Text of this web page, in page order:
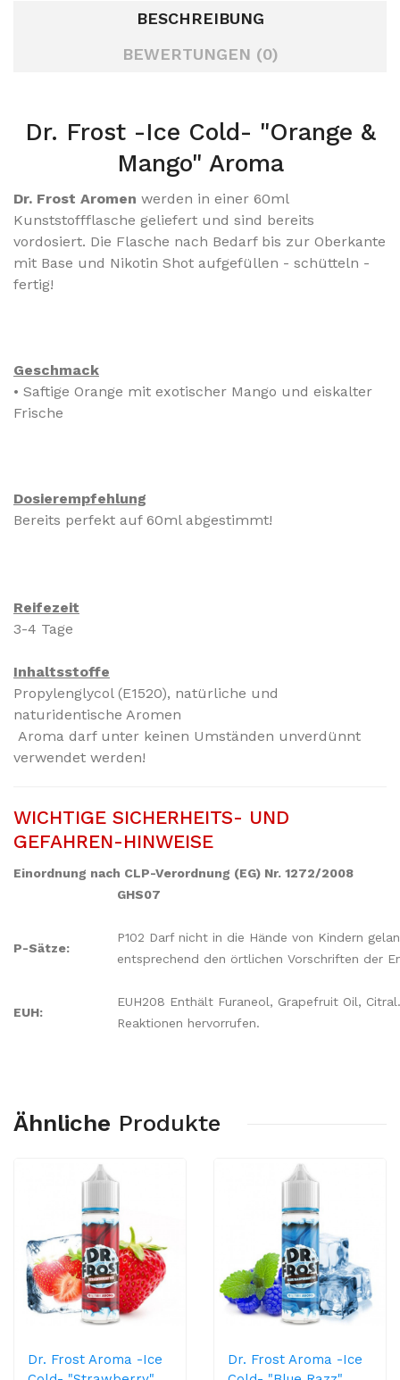
BESCHREIBUNG
BEWERTUNGEN (0)
Dr. Frost -Ice Cold- "Orange &
Mango" Aroma
Dr. Frost Aromen werden in einer 60ml
Kunststoffflasche geliefert und sind bereits
vordosiert. Die Flasche nach Bedarf bis zur Oberkante
mit Base und Nikotin Shot aufgefüllen - schütteln -
fertig!
Geschmack
• Saftige Orange mit exotischer Mango und eiskalter
Frische
Dosierempfehlung
Bereits perfekt auf 60ml abgestimmt!
Reifezeit
3-4 Tage
Inhaltsstoffe
Propylenglycol (E1520), natürliche und
naturidentische Aromen
Aroma darf unter keinen Umständen unverdünnt
verwendet werden!
WICHTIGE SICHERHEITS- UND
GEFAHREN-HINWEISE
Einordnung nach CLP-Verordnung (EG) Nr. 1272/2008
GHS07
P-Sätze:
P102 Darf nicht in die Hände von Kindern
entsprechend den örtlichen Vorschriften der
EUH:
EUH208 Enthält Furaneol, Grapefruit Oil,
Reaktionen hervorrufen.
Ähnliche Produkte
Dr. Frost Aroma -Ice
Dr. Frost Aroma -Ice